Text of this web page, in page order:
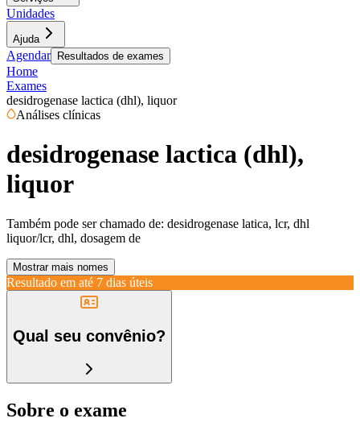
Unidades
Ajuda
Agendar Resultados de exames
Home
Exames
desidrogenase lactica (dhl), liquor
Análises clínicas
desidrogenase lactica (dhl),
liquor
Também pode ser chamado de: desidrogenase latica, lcr, dhl
liquor/lcr, dhl, dosagem de
Mostrar mais nomes
Resultado em até 7 dias úteis
Qual seu convênio?
Sobre o exame